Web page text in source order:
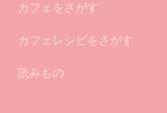
カフェをさがす
カフェレシピをさがす
読みもの